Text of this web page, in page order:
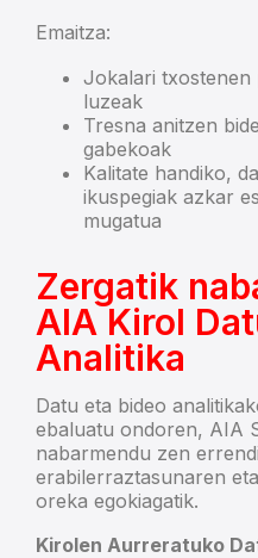
Emaitza:
Jokalari txostenen
luzeak
Tresna anitzen
gabekoak
Kalitate handiko,
ikuspegiak azkar
mugatua
Zergatik
AIA Kirol
Analitika
Datu eta bideo
ebaluatu ondoren, AIA
nabarmendu zen
erabilerraztasunaren
oreka egokiagatik.
Kirolen Aurreratuko